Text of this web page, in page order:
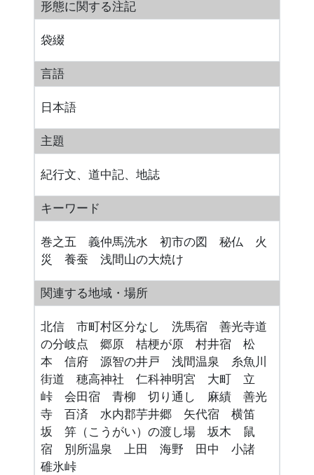
形態に関する注記
袋綴
言語
日本語
主題
紀行文、道中記、地誌
キーワード
巻之五 義仲馬洗水 初市の図 秘仏 火
災 養蚕 浅間山の大焼け
関連する地域・場所
北信 市町村区分なし 洗馬宿 善光寺道
の分岐点 郷原 桔梗が原 村井宿 松
本 信府 源智の井戸 浅間温泉 糸魚川
街道 穂高神社 仁科神明宮 大町 立
峠 会田宿 青柳 切り通し 麻績 善光
寺 百済 水内郡芋井郷 矢代宿 横笛
坂 笄（こうがい）の渡し場 坂木 鼠
宿 別所温泉 上田 海野 田中 小諸
碓氷峠